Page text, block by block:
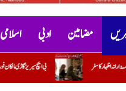
مضامین ادبی اسلامی
گاڑی مالکان فوری طور پر بقایا ٹیکس ادا کریں